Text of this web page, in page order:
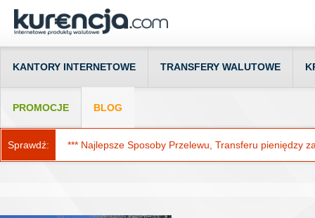
KANTORY INTERNETOWE TRANSFERY WALUTOWE
PROMOCJE BLOG
Sprawdź: *** Najlepsze Sposoby Przelewu, Transferu pieniędzy